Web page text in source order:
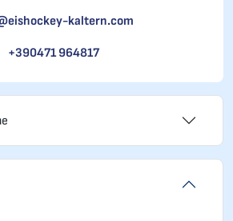
kaltern.com
+390471 964817